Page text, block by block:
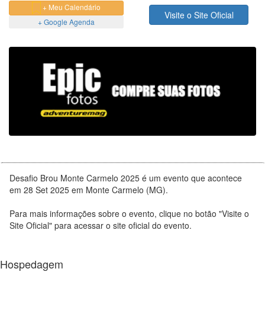
+ Meu Calendário
+ Google Agenda
Visite o Site Oficial
Desafio Brou Monte Carmelo 2025 é um evento que acontece
em 28 Set 2025 em Monte Carmelo (MG).
Para mais informações sobre o evento, clique no botão "Visite o
Site Oficial" para acessar o site oficial do evento.
Hospedagem